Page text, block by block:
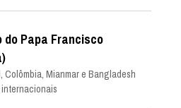
do Papa Francisco
Colômbia, Mianmar e Bangladesh